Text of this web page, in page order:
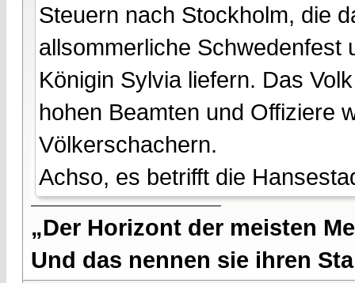
Steuern nach Stockholm, die
allsommerliche Schwedenfest
Königin Sylvia liefern. Das
hohen Beamten und Offiziere
Völkerschachern.
Achso, es betrifft die
„Der Horizont der meisten
Und das nennen sie ihren